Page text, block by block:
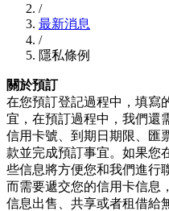
/
最新消息
/
隱私條例
關於預訂
在您預訂登記過程中，填寫
宜，在預訂過程中，我們還
信用卡號、到期日期限、匯
款並完成預訂事宜。如果您
些信息將方便您和我們進行
而需要遞交您的信用卡信息
信息出售、共享或者租借給